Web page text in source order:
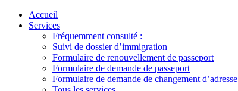
Accueil
Services
Fréquemment consulté :
Suivi de dossier d’immigration
Formulaire de renouvellement de passeport
Formulaire de demande de passeport
Formulaire de demande de changement d’adresse